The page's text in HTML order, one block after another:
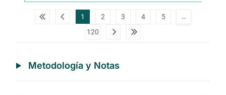
p
a
e
1 2 3 4 5
…
120
Metodología y Notas